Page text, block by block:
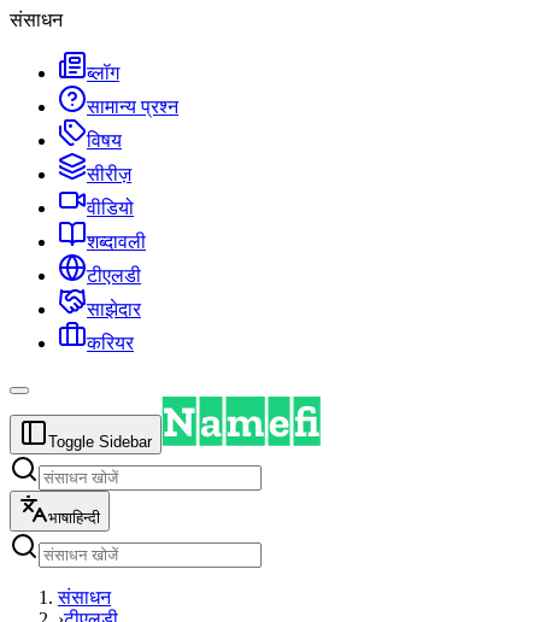
संसाधन
ब्लॉग
सामान्य प्रश्न
विषय
सीरीज़
वीडियो
शब्दावली
टीएलडी
साझेदार
करियर
Toggle Sidebar
भाषाहिन्दी
संसाधन